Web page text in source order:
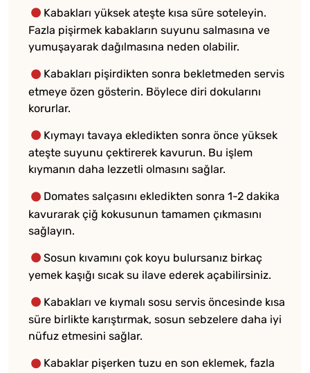
Kabakları yüksek ateşte kısa süre soteleyin.
Fazla pişirmek kabakların suyunu salmasına ve
yumuşayarak dağılmasına neden olabilir.
Kabakları pişirdikten sonra bekletmeden servis
etmeye özen gösterin. Böylece diri dokularını
korurlar.
Kıymayı tavaya ekledikten sonra önce yüksek
ateşte suyunu çektirerek kavurun. Bu işlem
kıymanın daha lezzetli olmasını sağlar.
Domates salçasını ekledikten sonra 1-2 dakika
kavurarak çiğ kokusunun tamamen çıkmasını
sağlayın.
Sosun kıvamını çok koyu bulursanız birkaç
yemek kaşığı sıcak su ilave ederek açabilirsiniz.
Kabakları ve kıymalı sosu servis öncesinde kısa
süre birlikte karıştırmak, sosun sebzelere daha iyi
nüfuz etmesini sağlar.
Kabaklar pişerken tuzu en son eklemek, fazla